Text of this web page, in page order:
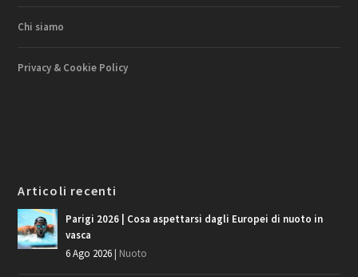
Chi siamo
Privacy & Cookie Policy
Articoli recenti
Parigi 2026 | Cosa aspettarsi dagli Europei di nuoto in
vasca
6 Ago 2026 Nuoto